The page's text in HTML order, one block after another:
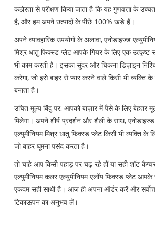
कठोरता से परीक्षण किया जाता है कि यह गुणवत्ता के
है, और हम अपने उत्पादों के पीछे 100% खड़े हैं।
अपने व्यावहारिक उपयोगों के अलावा, एनोडाइज्ड
मिश्र धातु फिक्स्ड प्लेट आपके गियर के लिए एक उत्कृष्ट
भी काम करती है। इसका सुंदर और चिकना डिज़ाइन
करेगा, जो इसे बाहर से प्यार करने वाले किसी भी व्यक्ति
बनाता है।
उचित मूल्य बिंदु पर, आपको बाज़ार में पैसे के लिए बेहतर
मिलेगा। अपने शीर्ष प्रदर्शन और शैली के साथ,
एल्युमीनियम मिश्र धातु फिक्स्ड प्लेट किसी भी व्यक्ति के
जो बाहर घूमना पसंद करता है।
तो चाहे आप किसी पहाड़ पर चढ़ रहे हों या सही शॉट
एल्युमीनियम कलर एल्युमीनियम एलॉय फिक्स्ड प्लेट आपके
एकदम सही साथी है। आज ही अपना ऑर्डर करें और
टिकाऊपन का अनुभव लें।